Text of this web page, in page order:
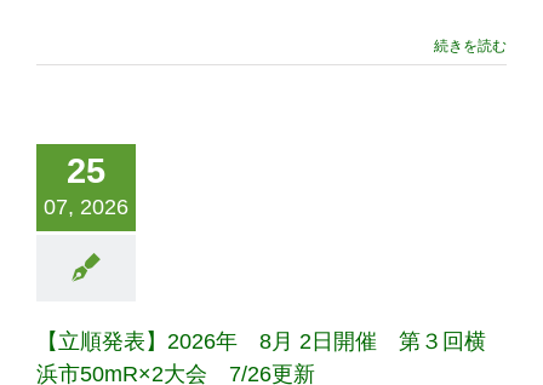
続きを読む
25
07, 2026
【立順発表】2026年 8月 2日開催 第３回横
浜市50mR×2大会 7/26更新